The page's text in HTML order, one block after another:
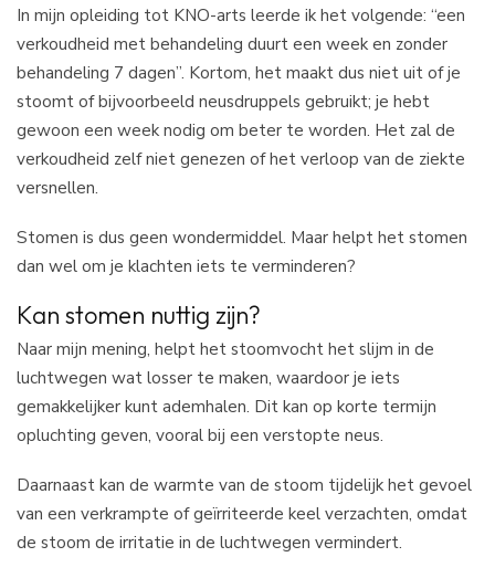
In mijn opleiding tot KNO-arts leerde ik het volgende: “een
verkoudheid met behandeling duurt een week en zonder
behandeling 7 dagen”. Kortom, het maakt dus niet uit of je
stoomt of bijvoorbeeld neusdruppels gebruikt; je hebt
gewoon een week nodig om beter te worden. Het zal de
verkoudheid zelf niet genezen of het verloop van de ziekte
versnellen.
Stomen is dus geen wondermiddel. Maar helpt het stomen
dan wel om je klachten iets te verminderen?
Kan stomen nuttig zijn?
Naar mijn mening, helpt het stoomvocht het slijm in de
luchtwegen wat losser te maken, waardoor je iets
gemakkelijker kunt ademhalen. Dit kan op korte termijn
opluchting geven, vooral bij een verstopte neus.
Daarnaast kan de warmte van de stoom tijdelijk het gevoel
van een verkrampte of geïrriteerde keel verzachten, omdat
de stoom de irritatie in de luchtwegen vermindert.